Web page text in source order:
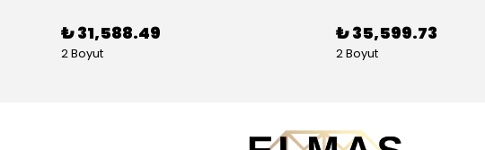
₺ 31,588.49
2 Boyut
₺ 35,599.73
2 Boyut